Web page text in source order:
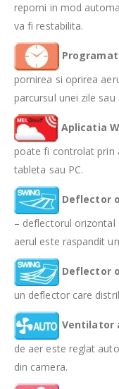
reporni in mod
va fi restabilita.
pornirea si oprirea
parcursul unei zile sau
Aplicatia
poate fi controlat prin
tableta sau PC.
Deflector
– deflectorul orizontal
aerul este raspandit
Deflector
un deflector care
Ventilator
de aer este reglat
din camera.